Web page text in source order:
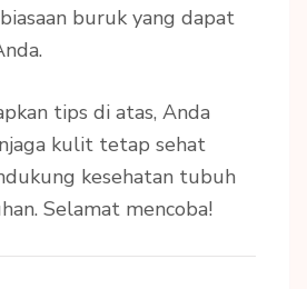
buruk yang dapat
tips di atas, Anda
kulit tetap sehat
kesehatan tubuh
Selamat mencoba!